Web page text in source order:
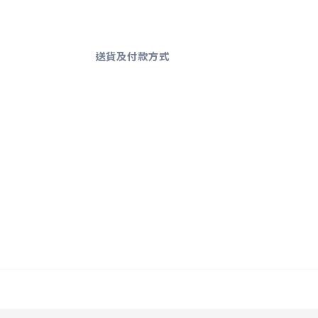
送貨及付款方式